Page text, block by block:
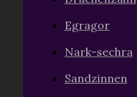
Egragor
Nark-sechra
Sandzinnen